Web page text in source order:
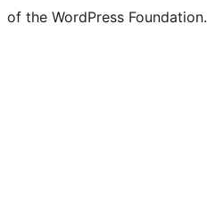
of the WordPress Foundation.